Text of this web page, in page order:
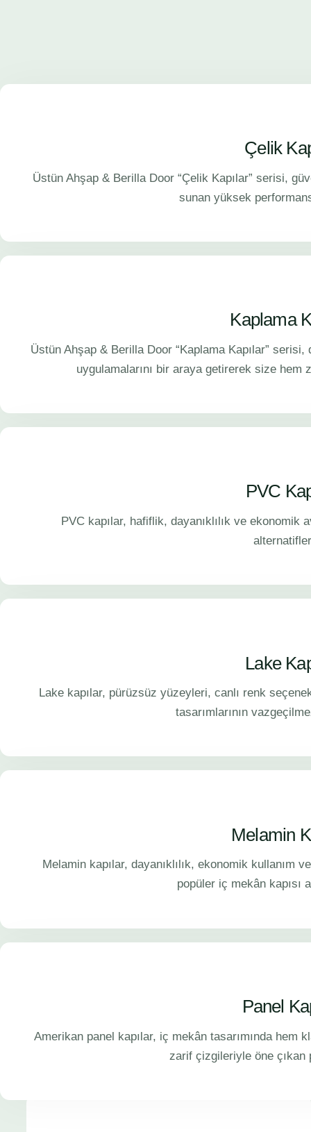
Çelik
Üstün Ahşap & Berilla Door “Çelik Kapılar” serisi,
sunan yüksek
Kaplama
Üstün Ahşap & Berilla Door “Kaplama Kapılar”
uygulamalarını bir araya getirerek size hem
PVC
PVC kapılar, hafiflik, dayanıklılık ve ekonomik
Lake
Lake kapılar, pürüzsüz yüzeyleri, canlı renk
tasarımlarının
Melamin
Melamin kapılar, dayanıklılık, ekonomik kullanım
popüler iç mekân kapısı
Panel
Amerikan panel kapılar, iç mekân tasarımında hem
zarif çizgileriyle öne çıkan